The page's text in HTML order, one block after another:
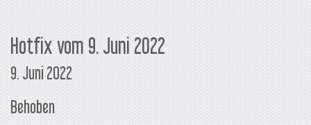
Hotfix vom 9. Juni 2022
9. Juni 2022
Behoben